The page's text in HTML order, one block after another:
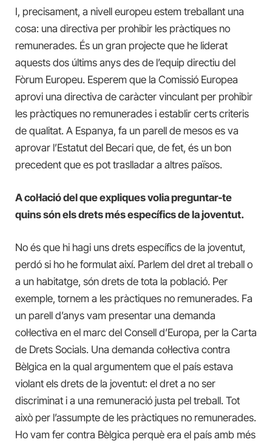
I, precisament, a nivell europeu estem treballant una
cosa: una directiva per prohibir les pràctiques no
remunerades. És un gran projecte que he liderat
aquests dos últims anys des de l’equip directiu del
Fòrum Europeu. Esperem que la Comissió Europea
aprovi una directiva de caràcter vinculant per prohibir
les pràctiques no remunerades i establir certs criteris
de qualitat. A Espanya, fa un parell de mesos es va
aprovar l’Estatut del Becari que, de fet, és un bon
precedent que es pot traslladar a altres països.
A col·lació del que expliques volia preguntar-te
quins són els drets més específics de la joventut.
No és que hi hagi uns drets específics de la joventut,
perdó si ho he formulat així. Parlem del dret al treball o
a un habitatge, són drets de tota la població. Per
exemple, tornem a les pràctiques no remunerades. Fa
un parell d’anys vam presentar una demanda
col·lectiva en el marc del Consell d’Europa, per la Carta
de Drets Socials. Una demanda col·lectiva contra
Bèlgica en la qual argumentem que el país estava
violant els drets de la joventut: el dret a no ser
discriminat i a una remuneració justa pel treball. Tot
això per l’assumpte de les pràctiques no remunerades.
Ho vam fer contra Bèlgica perquè era el país amb més